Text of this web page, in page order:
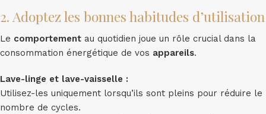
2. Adoptez les bonnes habitudes d’utilisation
Le comportement au quotidien joue un rôle crucial dans la
consommation énergétique de vos appareils.
Lave-linge et lave-vaisselle :
Utilisez-les uniquement lorsqu’ils sont pleins pour réduire le
nombre de cycles.